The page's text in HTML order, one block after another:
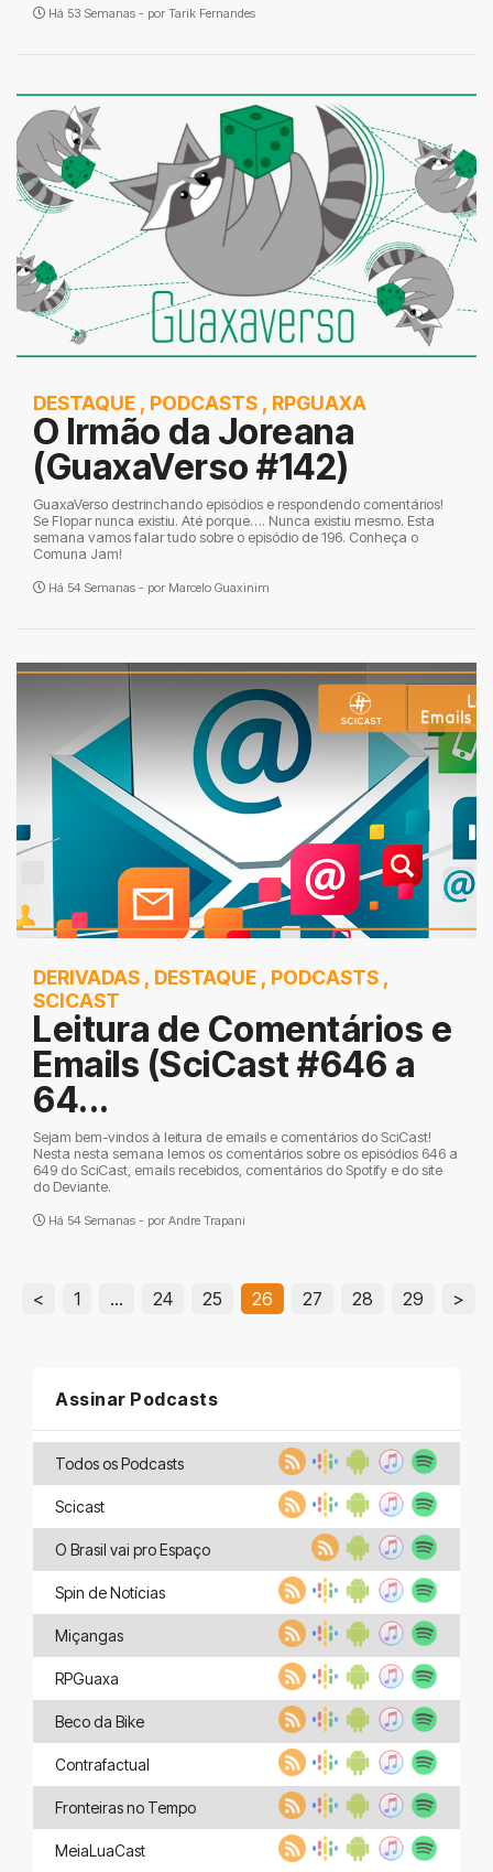
Há 53 Semanas - por Tarik Fernandes
DESTAQUE , PODCASTS , RPGUAXA
O Irmão da Joreana
(GuaxaVerso #142)
GuaxaVerso destrinchando episódios e respondendo comentários!
Se Flopar nunca existiu. Até porque…. Nunca existiu mesmo. Esta
semana vamos falar tudo sobre o episódio de 196. Conheça o
Comuna Jam!
Há 54 Semanas - por Marcelo Guaxinim
DERIVADAS , DESTAQUE , PODCASTS ,
SCICAST
Leitura de Comentários e
Emails (SciCast #646 a
64...
Sejam bem-vindos à leitura de emails e comentários do SciCast!
Nesta nesta semana lemos os comentários sobre os episódios 646 a
649 do SciCast, emails recebidos, comentários do Spotify e do site
do Deviante.
Há 54 Semanas - por Andre Trapani
< 1 … 24 25 26 27 28 29 >
Assinar Podcasts
Todos os Podcasts
Scicast
O Brasil vai pro Espaço
Spin de Notícias
Miçangas
RPGuaxa
Beco da Bike
Contrafactual
Fronteiras no Tempo
MeiaLuaCast